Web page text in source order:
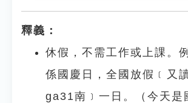
釋義：
休假，不需工作或上課。
係國慶日，全國放假﹝又
ga31南﹞一日。（今天是